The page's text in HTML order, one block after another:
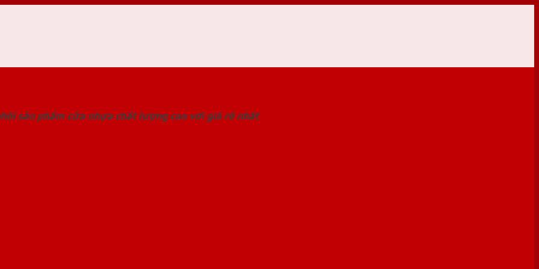
sản phẩm cửa nhựa chất lượng cao với giá rẻ nhất